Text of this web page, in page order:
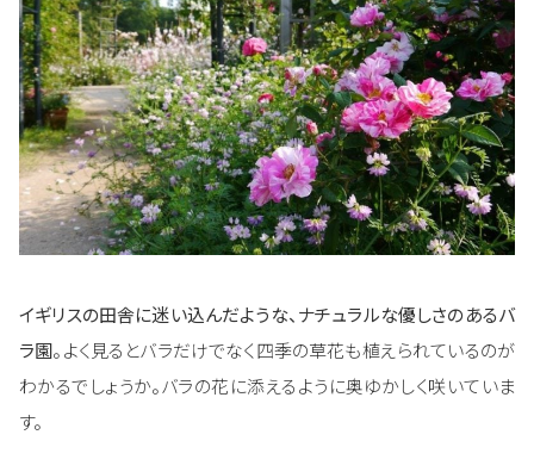
イギリスの田舎に迷い込んだような、ナチュラルな優しさのあるバ
ラ園。よく見るとバラだけでなく四季の草花も植えられているのが
わかるでしょうか。バラの花に添えるように奥ゆかしく咲いていま
す。